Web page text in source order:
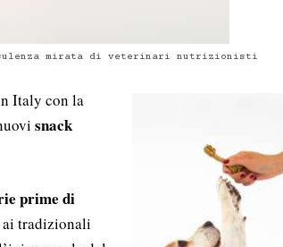
mirata di veterinari nutrizionisti
Italy con la
snack
prime di
ai tradizionali